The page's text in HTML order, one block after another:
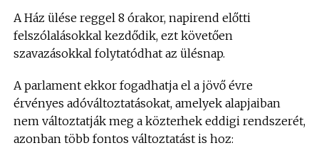
A Ház ülése reggel 8 órakor, napirend előtti
felszólalásokkal kezdődik, ezt követően
szavazásokkal folytatódhat az ülésnap.
A parlament ekkor fogadhatja el a jövő évre
érvényes adóváltoztatásokat, amelyek alapjaiban
nem változtatják meg a közterhek eddigi rendszerét,
azonban több fontos változtatást is hoz: